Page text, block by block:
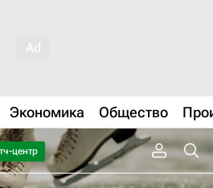
Экономика Общество
центр